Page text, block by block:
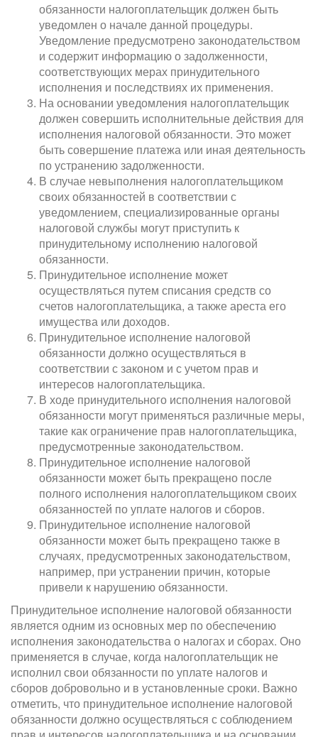
обязанности налогоплательщик должен быть
уведомлен о начале данной процедуры.
Уведомление предусмотрено законодательством
и содержит информацию о задолженности,
соответствующих мерах принудительного
исполнения и последствиях их применения.
На основании уведомления налогоплательщик
должен совершить исполнительные действия для
исполнения налоговой обязанности. Это может
быть совершение платежа или иная деятельность
по устранению задолженности.
В случае невыполнения налогоплательщиком
своих обязанностей в соответствии с
уведомлением, специализированные органы
налоговой службы могут приступить к
принудительному исполнению налоговой
обязанности.
Принудительное исполнение может
осуществляться путем списания средств со
счетов налогоплательщика, а также ареста его
имущества или доходов.
Принудительное исполнение налоговой
обязанности должно осуществляться в
соответствии с законом и с учетом прав и
интересов налогоплательщика.
В ходе принудительного исполнения налоговой
обязанности могут применяться различные меры,
такие как ограничение прав налогоплательщика,
предусмотренные законодательством.
Принудительное исполнение налоговой
обязанности может быть прекращено после
полного исполнения налогоплательщиком своих
обязанностей по уплате налогов и сборов.
Принудительное исполнение налоговой
обязанности может быть прекращено также в
случаях, предусмотренных законодательством,
например, при устранении причин, которые
привели к нарушению обязанности.
Принудительное исполнение налоговой обязанности
является одним из основных мер по обеспечению
исполнения законодательства о налогах и сборах. Оно
применяется в случае, когда налогоплательщик не
исполнил свои обязанности по уплате налогов и
сборов добровольно и в установленные сроки. Важно
отметить, что принудительное исполнение налоговой
обязанности должно осуществляться с соблюдением